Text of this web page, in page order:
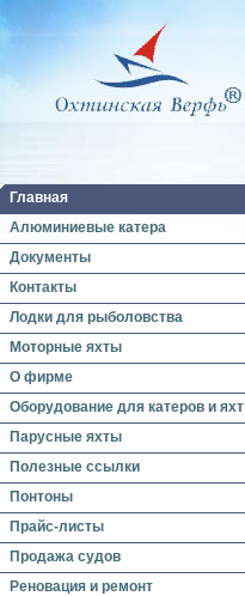
Главная
Алюминиевые катера
Документы
Контакты
Лодки для рыболовства
Моторные яхты
О фирме
Оборудование для катеров и яхт
Парусные яхты
Полезные ссылки
Понтоны
Прайс-листы
Продажа судов
Реновация и ремонт